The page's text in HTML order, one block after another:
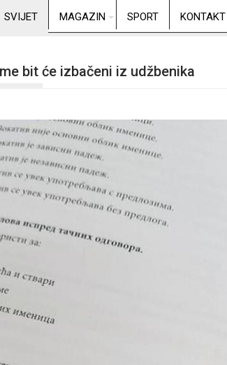
SVIJET MAGAZIN SPORT KONTAKT
bit će izbačeni iz udžbenika